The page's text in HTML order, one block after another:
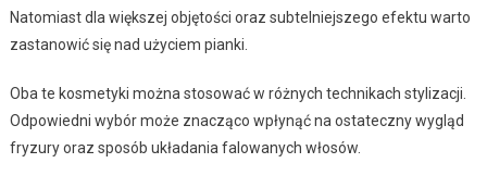
Natomiast dla większej objętości oraz subtelniejszego efektu warto
zastanowić się nad użyciem pianki.
Oba te kosmetyki można stosować w różnych technikach stylizacji.
Odpowiedni wybór może znacząco wpłynąć na ostateczny wygląd
fryzury oraz sposób układania falowanych włosów.